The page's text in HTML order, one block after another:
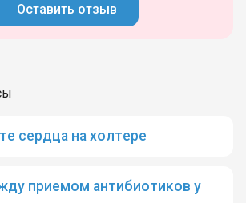
Оставить отзыв
сердца на холтере
приемом антибиотиков у